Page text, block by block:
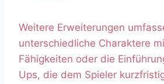
Weitere Erweiterungen
unterschiedliche Charaktere
Fähigkeiten oder die
Ups, die dem Spieler